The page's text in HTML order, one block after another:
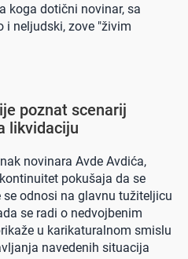
koga dotični novinar, sa
i neljudski, zove "živim
poznat scenarij
likvidaciju
novinara Avde Avdića,
pokušaja da se
odnosi na glavnu tužiteljicu
se radi o nedvojbenim
u karikaturalnom smislu
navedenih situacija